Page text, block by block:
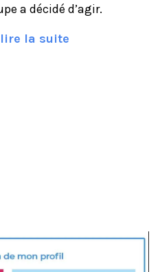
a décidé d’agir.
lire la suite